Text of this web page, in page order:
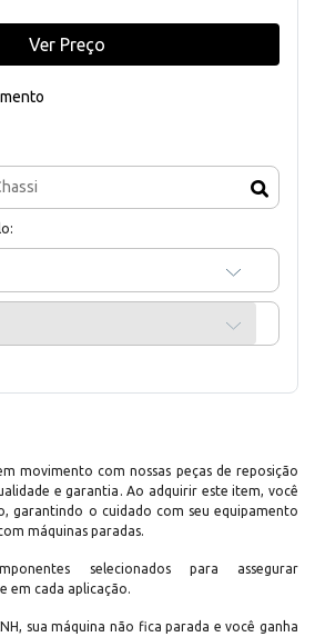
Ver Preço
movimento com nossas peças de reposição
e garantia. Ao adquirir este item, você
garantindo o cuidado com seu equipamento
máquinas paradas.
selecionados para assegurar
em cada aplicação.
sua máquina não fica parada e você ganha